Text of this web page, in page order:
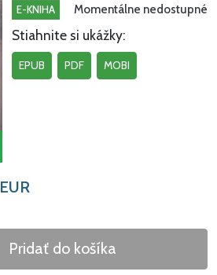
E-KNIHA Momentálne nedostupné
Stiahnite si ukážky:
EPUB PDF MOBI
EUR
Pridať do košíka